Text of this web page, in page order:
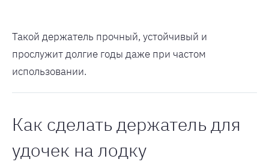
Такой держатель прочный, устойчивый и
прослужит долгие годы даже при частом
использовании.
Как сделать держатель для
удочек на лодку